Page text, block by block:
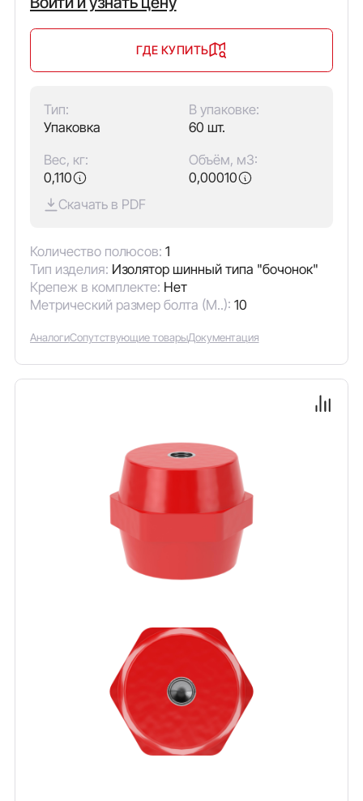
ГДЕ КУПИТЬ
Тип:
Упаковка
В упаковке:
60 шт.
Вес, кг:
0,110
Объём, м3:
0,00010
Скачать в PDF
Количество полюсов: 1
Тип изделия: Изолятор шинный типа "бочонок"
Крепеж в комплекте: Нет
Метрический размер болта (М..): 10
АналогиСопутствующие товарыДокументация